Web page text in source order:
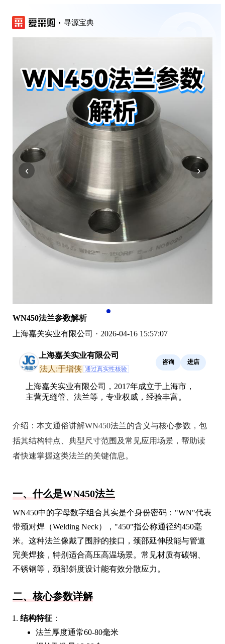
寻源宝典
‹ ›
WN450法兰参数解析
上海嘉关实业有限公司 · 2026-04-16 15:57:07
上海嘉关实业有限公司
法人:于增侠 通过真实性核验
咨询 进店
上海嘉关实业有限公司，2017年成立于上海市，
主营无缝管、法兰等，专业权威，经验丰富。
介绍： 本文通俗讲解WN450法兰的含义与核心参数，包
括其结构特点、典型尺寸范围及常见应用场景，帮助读
者快速掌握这类法兰的关键信息。
一、什么是WN450法兰
WN450中的字母数字组合其实是个身份密码："WN"代表
带颈对焊（Welding Neck），"450"指公称通径约450毫
米。这种法兰像戴了围脖的接口，颈部延伸段能与管道
完美焊接，特别适合高压高温场景。常见材质有碳钢、
不锈钢等，颈部斜度设计能有效分散应力。
二、核心参数详解
结构特征 ：
法兰厚度通常60-80毫米